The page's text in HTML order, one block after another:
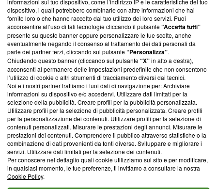
‘Trust Project - News with Integrity’Blasting News non è
ancora membro del programma, ma ha richiesto di farne
parte; Trust Project non ha ancora effettuato una verifica di
conformità agli standard.
Su di noi
Team editoriale
Corporate
Redazione
Informativa Privacy
Cookie Policy
Blasting SA, IDI CHE-247.845.224, Via Carlo Frasca, 3 - 6900
Lugano (Svizzera) Tel:+39 0690258937
© 2026 Blasting News
informazioni sul tuo dispositivo, come l’indirizzo IP e le caratteristiche del tuo
dispositivo, i quali potrebbero combinarle con altre informazioni che hai
fornito loro o che hanno raccolto dal tuo utilizzo dei loro servizi. Puoi
acconsentire all’uso di tali tecnologie cliccando il pulsante“Accetta tutti”
presente su questo banner oppure personalizzare le tue scelte, anche
eventualmente negando il consenso al trattamento dei dati personali da
parte dei partner terzi, cliccando sul pulsante“Personalizza”.
Chiudendo questo banner (cliccando sul pulsante“X”in alto a destra),
acconsenti al permanere delle impostazioni predefinite che non consentono
l’utilizzo di cookie o altri strumenti di tracciamento diversi dai tecnici.
Noi e i nostri partner trattiamo i tuoi dati di navigazione per: Archiviare
informazioni su dispositivo e/o accedervi. Utilizzare dati limitati per la
selezione della pubblicità. Creare profili per la pubblicità personalizzata.
Utilizzare profili per la selezione di pubblicità personalizzata. Creare profili
per la personalizzazione dei contenuti. Utilizzare profili per la selezione di
contenuti personalizzati. Misurare le prestazioni degli annunci. Misurare le
prestazioni dei contenuti. Comprendere il pubblico attraverso statistiche o la
combinazione di dati provenienti da fonti diverse. Sviluppare e migliorare i
servizi. Utilizzare dati limitati per la selezione dei contenuti.
Per conoscere nel dettaglio quali cookie utilizziamo sul sito e per modificare,
in qualsiasi momento, le tue preferenze, ti invitiamo a consultare la nostra
Cookie Policy.